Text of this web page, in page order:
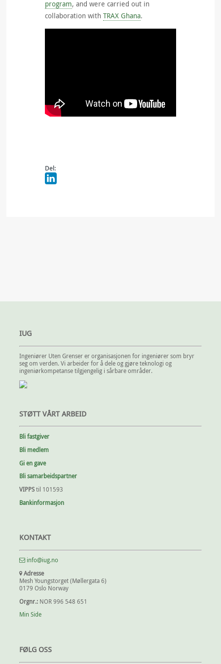
program, and were carried out in
collaboration with TRAX Ghana.
Del:
IUG
Ingeniører Uten Grenser er organisasjonen for ingeniører som bryr
seg om verden. Vi arbeider for å dele og gjøre teknologi og
ingeniørkompetanse tilgjengelig i sårbare områder.
STØTT VÅRT ARBEID
Bli fastgiver
Bli medlem
Gi en gave
Bli samarbeidspartner
VIPPS til 101593
Bankinformasjon
KONTAKT
info@iug.no
Adresse
Mesh Youngstorget (Møllergata 6)
0179 Oslo Norway
Orgnr.: NOR 996 548 651
Min Side
FØLG OSS